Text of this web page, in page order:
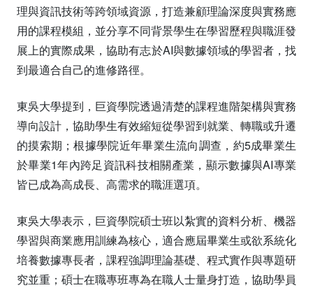
理與資訊技術等跨領域資源，打造兼顧理論深度與實務應
用的課程模組，並分享不同背景學生在學習歷程與職涯發
展上的實際成果，協助有志於AI與數據領域的學習者，找
到最適合自己的進修路徑。
東吳大學提到，巨資學院透過清楚的課程進階架構與實務
導向設計，協助學生有效縮短從學習到就業、轉職或升遷
的摸索期；根據學院近年畢業生流向調查，約5成畢業生
於畢業1年內跨足資訊科技相關產業，顯示數據與AI專業
皆已成為高成長、高需求的職涯選項。
東吳大學表示，巨資學院碩士班以紮實的資料分析、機器
學習與商業應用訓練為核心，適合應屆畢業生或欲系統化
培養數據專長者，課程強調理論基礎、程式實作與專題研
究並重；碩士在職專班專為在職人士量身打造，協助學員